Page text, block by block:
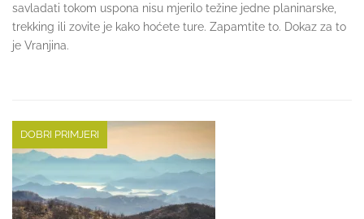
savladati tokom uspona nisu mjerilo težine jedne planinarske,
trekking ili zovite je kako hoćete ture. Zapamtite to. Dokaz za to
je Vranjina.
DOBRI PRIMJERI